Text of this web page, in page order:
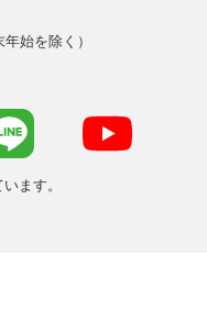
始を除く）
ます。